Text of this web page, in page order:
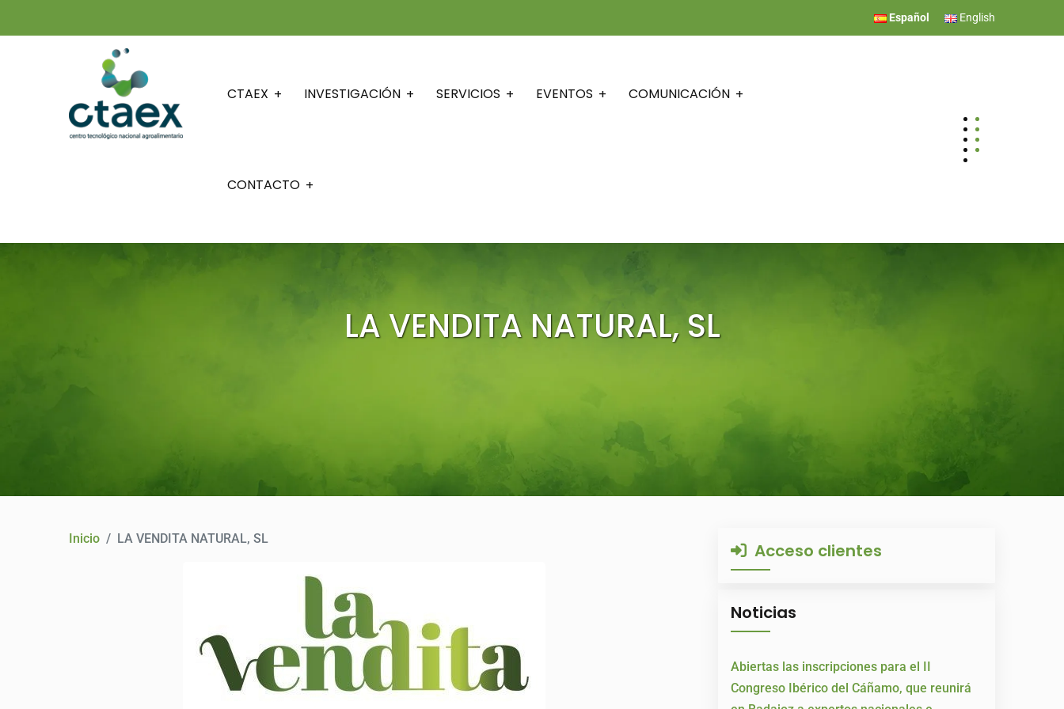
Español English
CTAEX INVESTIGACIÓN SERVICIOS EVENTOS COMUNICACIÓN
CONTACTO
LA VENDITA NATURAL, SL
Inicio LA VENDITA NATURAL, SL
Acceso clientes
Noticias
Abiertas las inscripciones para el II
Congreso Ibérico del Cáñamo, que reunirá